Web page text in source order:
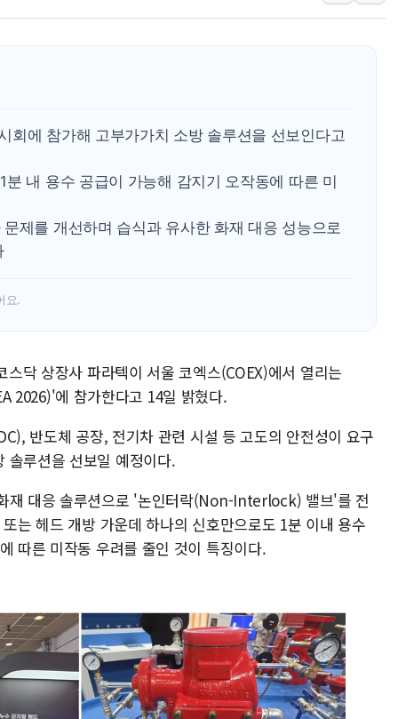
교원그룹 펫 프렌들
벤처업계 "정부 세제
[특징주] 태양광주,
BMW코리아, 8월 한
구윤철 "부동산 세
회에 참가해 고부가가치 소방 솔루션을 선보인다고
내 용수 공급이 가능해 감지기 오작동에 따른 미
제를 개선하며 습식과 유사한 화재 대응 성능으로
요.
닥 상장사 파라텍이 서울 코엑스(COEX)에서 열리는
2026)'에 참가한다고 14일 밝혔다.
반도체 공장, 전기차 관련 시설 등 고도의 안전성이 요구
솔루션을 선보일 예정이다.
재 대응 솔루션으로 '논인터락(Non-Interlock) 밸브'를 전
는 헤드 개방 가운데 하나의 신호만으로도 1분 이내 용수
따른 미작동 우려를 줄인 것이 특징이다.